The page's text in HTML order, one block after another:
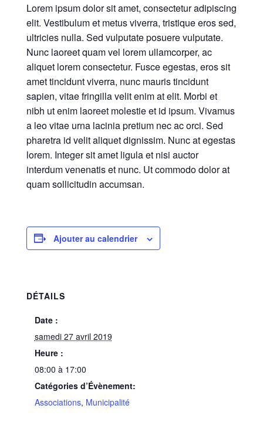
Lorem ipsum dolor sit amet, consectetur adipiscing
elit. Vestibulum et metus viverra, tristique eros sed,
ultricies nulla. Sed vulputate posuere vulputate.
Nunc laoreet quam vel lorem ullamcorper, ac
aliquet lorem consectetur. Fusce egestas, eros sit
amet tincidunt viverra, nunc mauris tincidunt
sapien, vitae fringilla velit enim at elit. Morbi et
nibh ut enim laoreet molestie et id ipsum. Vivamus
a leo vitae urna lacinia pretium nec ac orci. Sed
pharetra id velit aliquet dignissim. Nunc at egestas
lorem. Integer sit amet ligula et nisi auctor
interdum venenatis et nunc. Ut commodo dolor at
quam sollicitudin accumsan.
Ajouter au calendrier
DÉTAILS
Date :
samedi 27 avril 2019
Heure :
08:00 à 17:00
Catégories d’Évènement:
Associations, Municipalité